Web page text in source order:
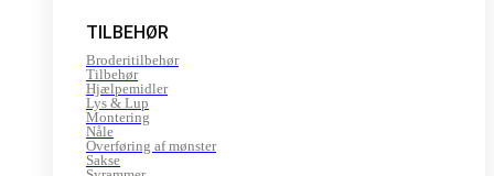
TILBEHØR
Broderitilbehør
Tilbehør
Hjælpemidler
Lys & Lup
Montering
Nåle
Overføring af mønster
Sakse